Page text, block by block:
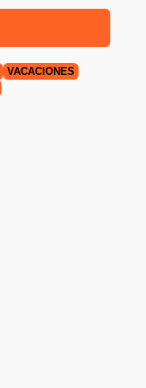
VACACIONES